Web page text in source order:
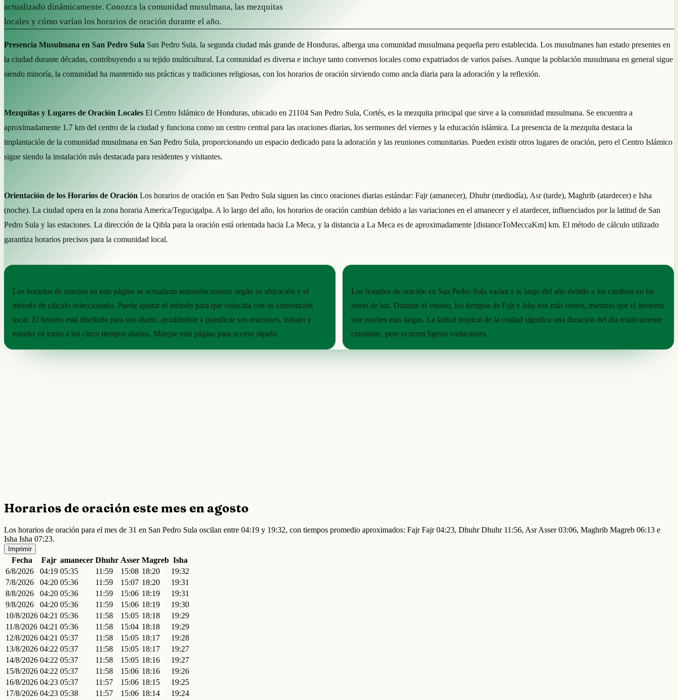
actualizado dinámicamente. Conozca la comunidad musulmana, las mezquitas
locales y cómo varían los horarios de oración durante el año.
Presencia Musulmana en San Pedro Sula San Pedro Sula, la segunda ciudad más grande de Honduras, alberga una comunidad musulmana pequeña pero establecida. Los musulmanes han estado presentes en
la ciudad durante décadas, contribuyendo a su tejido multicultural. La comunidad es diversa e incluye tanto conversos locales como expatriados de varios países. Aunque la población musulmana en general sigue
siendo minoría, la comunidad ha mantenido sus prácticas y tradiciones religiosas, con los horarios de oración sirviendo como ancla diaria para la adoración y la reflexión.
Mezquitas y Lugares de Oración Locales El Centro Islámico de Honduras, ubicado en 21104 San Pedro Sula, Cortés, es la mezquita principal que sirve a la comunidad musulmana. Se encuentra a
aproximadamente 1.7 km del centro de la ciudad y funciona como un centro central para las oraciones diarias, los sermones del viernes y la educación islámica. La presencia de la mezquita destaca la
implantación de la comunidad musulmana en San Pedro Sula, proporcionando un espacio dedicado para la adoración y las reuniones comunitarias. Pueden existir otros lugares de oración, pero el Centro Islámico
sigue siendo la instalación más destacada para residentes y visitantes.
Orientación de los Horarios de Oración Los horarios de oración en San Pedro Sula siguen las cinco oraciones diarias estándar: Fajr (amanecer), Dhuhr (mediodía), Asr (tarde), Maghrib (atardecer) e Isha
(noche). La ciudad opera en la zona horaria America/Tegucigalpa. A lo largo del año, los horarios de oración cambian debido a las variaciones en el amanecer y el atardecer, influenciados por la latitud de San
Pedro Sula y las estaciones. La dirección de la Qibla para la oración está orientada hacia La Meca, y la distancia a La Meca es de aproximadamente [distanceToMeccaKm] km. El método de cálculo utilizado
garantiza horarios precisos para la comunidad local.
Los horarios de oración en esta página se actualizan automáticamente según su ubicación y el
método de cálculo seleccionado. Puede ajustar el método para que coincida con su convención
local. El horario está diseñado para uso diario, ayudándole a planificar sus oraciones, trabajo y
estudio en torno a los cinco tiempos diarios. Marque esta página para acceso rápido.
Los horarios de oración en San Pedro Sula varían a lo largo del año debido a los cambios en las
horas de luz. Durante el verano, los tiempos de Fajr e Isha son más cortos, mientras que el invierno
trae noches más largas. La latitud tropical de la ciudad significa una duración del día relativamente
constante, pero ocurren ligeras variaciones.
Horarios de oración este mes en agosto
Los horarios de oración para el mes de 31 en San Pedro Sula oscilan entre 04:19 y 19:32, con tiempos promedio aproximados: Fajr Fajr 04:23, Dhuhr Dhuhr 11:56, Asr Asser 03:06, Maghrib Magreb 06:13 e
Isha Isha 07:23.
Imprimir
Fecha Fajr amanecer Dhuhr Asser Magreb Isha
6/8/2026
04:19 05:35 11:59 15:08 18:20
19:32
7/8/2026
04:20 05:36 11:59 15:07 18:20
19:31
8/8/2026
04:20 05:36 11:59 15:06 18:19
19:31
9/8/2026
04:20 05:36 11:59 15:06 18:19
19:30
10/8/2026 04:21 05:36 11:58 15:05 18:18
19:29
11/8/2026 04:21 05:36 11:58 15:04 18:18
19:29
12/8/2026 04:21 05:37 11:58 15:05 18:17
19:28
13/8/2026 04:22 05:37 11:58 15:05 18:17
19:27
14/8/2026 04:22 05:37 11:58 15:05 18:16
19:27
15/8/2026 04:22 05:37 11:58 15:06 18:16
19:26
16/8/2026 04:23 05:37 11:57 15:06 18:15
19:25
17/8/2026 04:23 05:38 11:57 15:06 18:14
19:24